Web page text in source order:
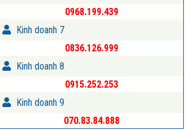
0968.199.439
Kinh doanh 7
0836.126.999
Kinh doanh 8
0915.252.253
Kinh doanh 9
070.83.84.888